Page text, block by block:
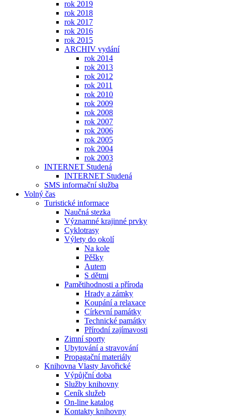
rok 2019
rok 2018
rok 2017
rok 2016
rok 2015
ARCHIV vydání
rok 2014
rok 2013
rok 2012
rok 2011
rok 2010
rok 2009
rok 2008
rok 2007
rok 2006
rok 2005
rok 2004
rok 2003
INTERNET Studená
INTERNET Studená
SMS informační služba
Volný čas
Turistické informace
Naučná stezka
Významné krajinné prvky
Cyklotrasy
Výlety do okolí
Na kole
Pěšky
Autem
S dětmi
Pamětihodnosti a příroda
Hrady a zámky
Koupání a relaxace
Církevní památky
Technické památky
Přírodní zajímavosti
Zimní sporty
Ubytování a stravování
Propagační materiály
Knihovna Vlasty Javořické
Výpůjční doba
Služby knihovny
Ceník služeb
On-line katalog
Kontakty knihovny